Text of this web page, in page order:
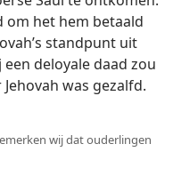
om het hem betaald
standpunt uit
deloyale daad zou
was gezalfd.
wij dat ouderlingen